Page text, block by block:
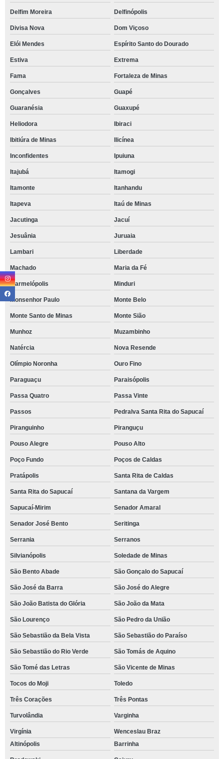
Delfim Moreira Delfinópolis
Divisa Nova Dom Viçoso
Elói Mendes Espírito Santo do Dourado
Estiva Extrema
Fama Fortaleza de Minas
Gonçalves Guapé
Guaranésia Guaxupé
Heliodora Ibiraci
Ibitiúra de Minas Ilicínea
Inconfidentes Ipuiuna
Itajubá Itamogi
Itamonte Itanhandu
Itapeva Itaú de Minas
Jacutinga Jacuí
Jesuânia Juruaia
Lambari Liberdade
Machado Maria da Fé
Marmelópolis Minduri
Monsenhor Paulo Monte Belo
Monte Santo de Minas Monte Sião
Munhoz Muzambinho
Natércia Nova Resende
Olímpio Noronha Ouro Fino
Paraguaçu Paraisópolis
Passa Quatro Passa Vinte
Passos Pedralva Santa Rita do Sapucaí
Piranguinho Piranguçu
Pouso Alegre Pouso Alto
Poço Fundo Poços de Caldas
Pratápolis Santa Rita de Caldas
Santa Rita do Sapucaí Santana da Vargem
Sapucaí-Mirim Senador Amaral
Senador José Bento Seritinga
Serrania Serranos
Silvianópolis Soledade de Minas
São Bento Abade São Gonçalo do Sapucaí
São José da Barra São José do Alegre
São João Batista do Glória São João da Mata
São Lourenço São Pedro da União
São Sebastião da Bela Vista São Sebastião do Paraíso
São Sebastião do Rio Verde São Tomás de Aquino
São Tomé das Letras São Vicente de Minas
Tocos do Moji Toledo
Três Corações Três Pontas
Turvolândia Varginha
Virgínia
Wenceslau Braz
Altinópolis
Barrinha